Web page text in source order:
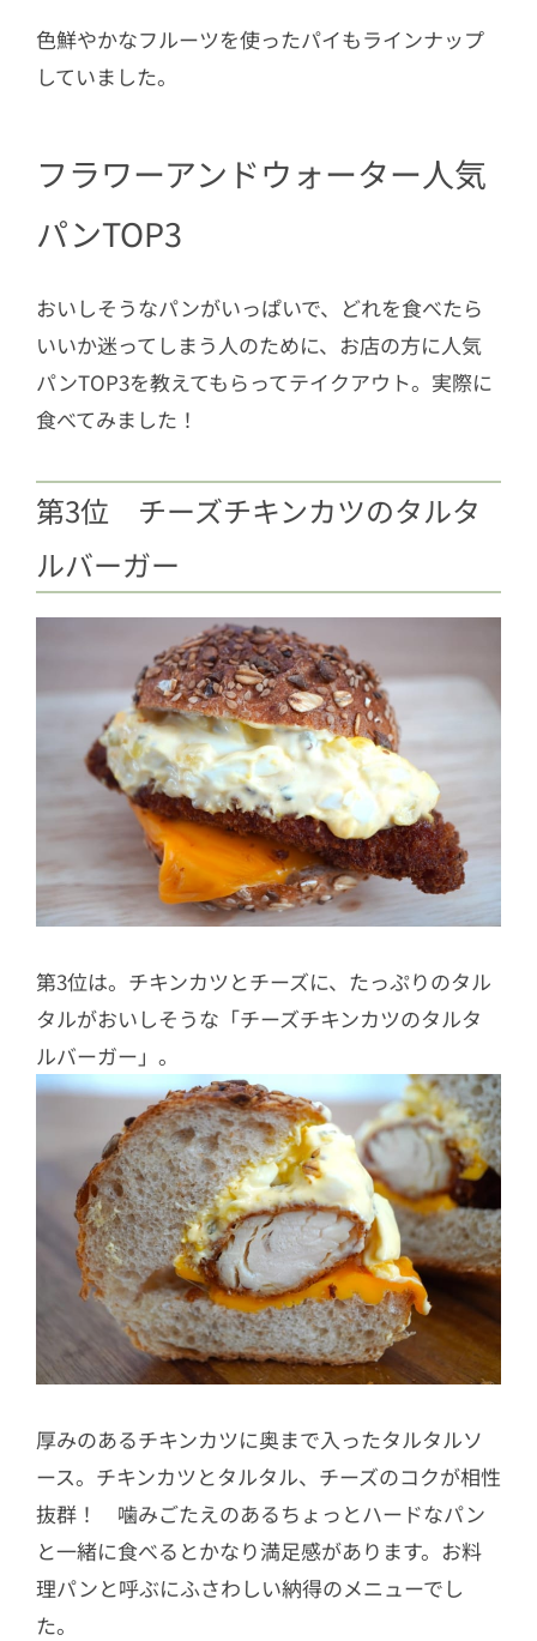
色鮮やかなフルーツを使ったパイもラインナップ
していました。
フラワーアンドウォーター人気
パンTOP3
おいしそうなパンがいっぱいで、どれを食べたら
いいか迷ってしまう人のために、お店の方に人気
パンTOP3を教えてもらってテイクアウト。実際に
食べてみました！
第3位 チーズチキンカツのタルタ
ルバーガー
第3位は。チキンカツとチーズに、たっぷりのタル
タルがおいしそうな「チーズチキンカツのタルタ
ルバーガー」。
厚みのあるチキンカツに奥まで入ったタルタルソ
ース。チキンカツとタルタル、チーズのコクが相性
抜群！ 噛みごたえのあるちょっとハードなパン
と一緒に食べるとかなり満足感があります。お料
理パンと呼ぶにふさわしい納得のメニューでし
た。